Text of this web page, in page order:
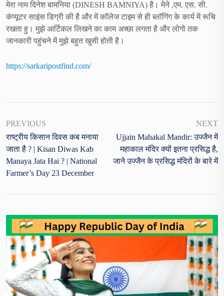
मेरा नाम दिनेश बामनिया (DINESH BAMNIYA) है। मेने ,एम. एस. सी.
कंप्यूटर साइंस डिग्री की है और में कॉलेज टाइम से ही ब्लॉगिंग के कार्य में रूचि
रखता हु। मुझे आर्टिकल लिखने का काम अच्छा लगता है और लोगो तक
जानकारी पहुंचने में मुझे बहुत खुसी होती है।
https://sarkaripostfind.com/
PREVIOUS
राष्ट्रीय किसान दिवस कब मनाया
जाता है ? | Kisan Diwas Kab
Manaya Jata Hai ? | National
Farmer’s Day 23 December
NEXT
Ujjain Mahakal Mandir: उज्जैन में
महाकाल मंदिर क्यों इतना प्रसिद्ध है,
जाने उज्जैन के प्रसिद्ध मंदिरों के बारे में